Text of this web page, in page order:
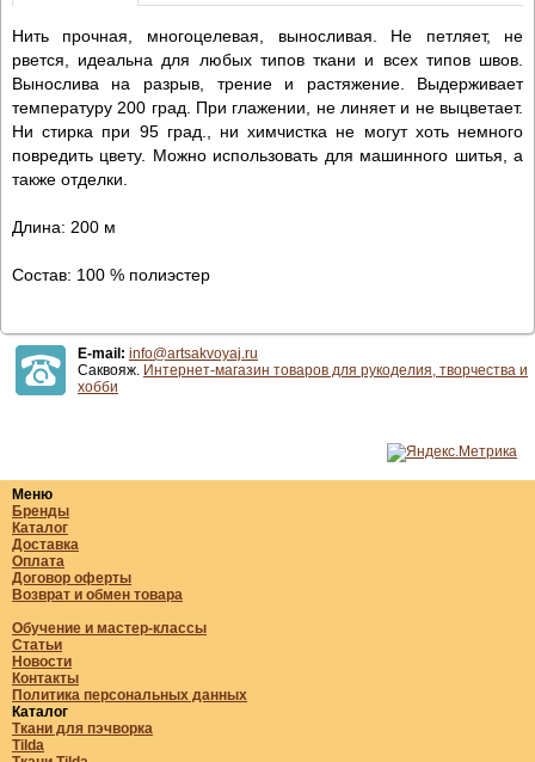
Нить прочная, многоцелевая, выносливая. Не петляет, не
рвется, идеальна для любых типов ткани и всех типов швов.
Вынослива на разрыв, трение и растяжение. Выдерживает
температуру 200 град. При глажении, не линяет и не выцветает.
Ни стирка при 95 град., ни химчистка не могут хоть немного
повредить цвету. Можно использовать для машинного шитья, а
также отделки.
Длина: 200 м
Состав: 100 % полиэстер
E-mail: info@artsakvoyaj.ru
Саквояж. Интернет-магазин товаров для рукоделия, творчества и
хобби
Меню
Бренды
Каталог
Доставка
Оплата
Договор оферты
Возврат и обмен товара
Обучение и мастер-классы
Статьи
Новости
Контакты
Политика персональных данных
Каталог
Ткани для пэчворка
Tilda